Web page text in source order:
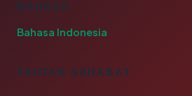
BAHASA
Bahasa Indonesia
TAUTAN SAHABAT